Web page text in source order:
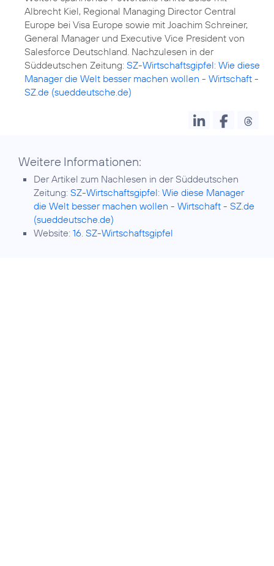
Albrecht Kiel, Regional Managing Director Central
Europe bei Visa Europe sowie mit Joachim Schreiner,
General Manager und Executive Vice President von
Salesforce Deutschland. Nachzulesen in der
Süddeutschen Zeitung: SZ-Wirtschaftsgipfel: Wie diese
Manager die Welt besser machen wollen - Wirtschaft -
SZ.de (sueddeutsche.de)
Weitere Informationen:
Der Artikel zum Nachlesen in der Süddeutschen
Zeitung: SZ-Wirtschaftsgipfel: Wie diese Manager
die Welt besser machen wollen - Wirtschaft - SZ.de
(sueddeutsche.de)
Website: 16. SZ-Wirtschaftsgipfel